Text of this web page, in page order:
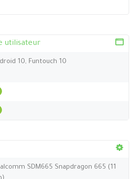
utilisateur
10, Funtouch 10
SDM665 Snapdragon 665 (11